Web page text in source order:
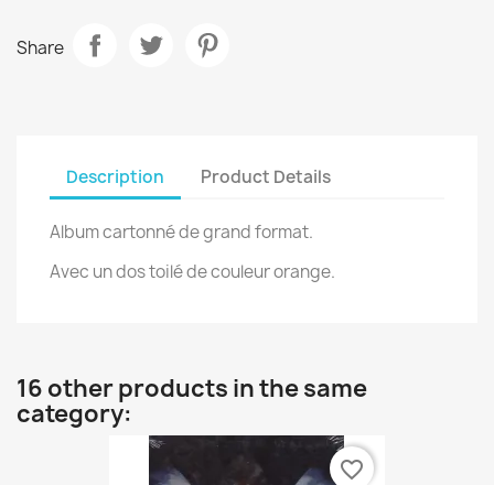
Share
Description Product Details
Album cartonné de grand format.
Avec un dos toilé de couleur orange.
16 other products in the same
category:
favorite_border